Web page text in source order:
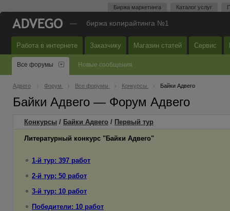
Биржа маркетинга Каталог услуг
— биржа копирайтинга №1
Работа в интернете Заказчику Магазин статей Сервис
Все форумы Новые сообщения
Адвего Форум Все форумы Конкурсы Байки Адвего
Байки Адвего — Форум Адвего
Конкурсы / Байки Адвего / Первый тур
Литературный конкурс "Байки Адвего"
1-й тур: 397 работ
2-й тур: 50 работ
3-й тур: 10 работ
Победители: 10 работ